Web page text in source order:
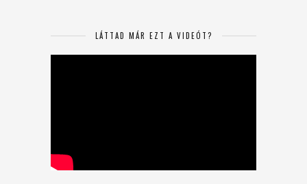
LÁTTAD MÁR EZT A VIDEÓT?